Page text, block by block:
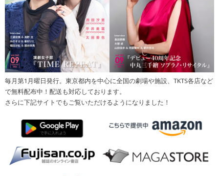
毎月第1月曜日発行。東京都内を中心に全国の劇場や施設、TKTS各店など
で無料配布中！配送も対応しております。
さらに下記サイトでもご覧いただけるようになりました！